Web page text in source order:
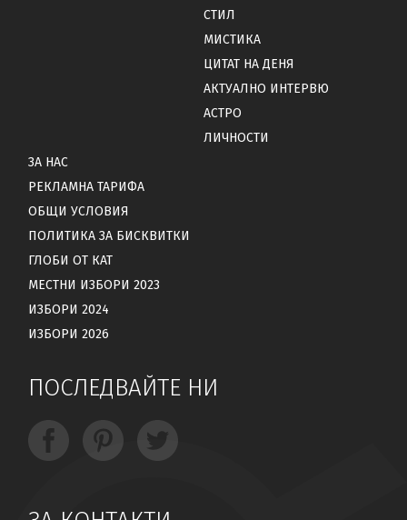
СТИЛ
МИСТИКА
ЦИТАТ НА ДЕНЯ
АКТУАЛНО ИНТЕРВЮ
АСТРО
ЛИЧНОСТИ
ЗА НАС
РЕКЛАМНА ТАРИФА
ОБЩИ УСЛОВИЯ
ПОЛИТИКА ЗА БИСКВИТКИ
ГЛОБИ ОТ КАТ
МЕСТНИ ИЗБОРИ 2023
ИЗБОРИ 2024
ИЗБОРИ 2026
ПОСЛЕДВАЙТЕ НИ